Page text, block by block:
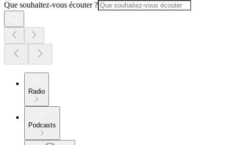
Que souhaitez-vous écouter ?
Radio
Podcasts